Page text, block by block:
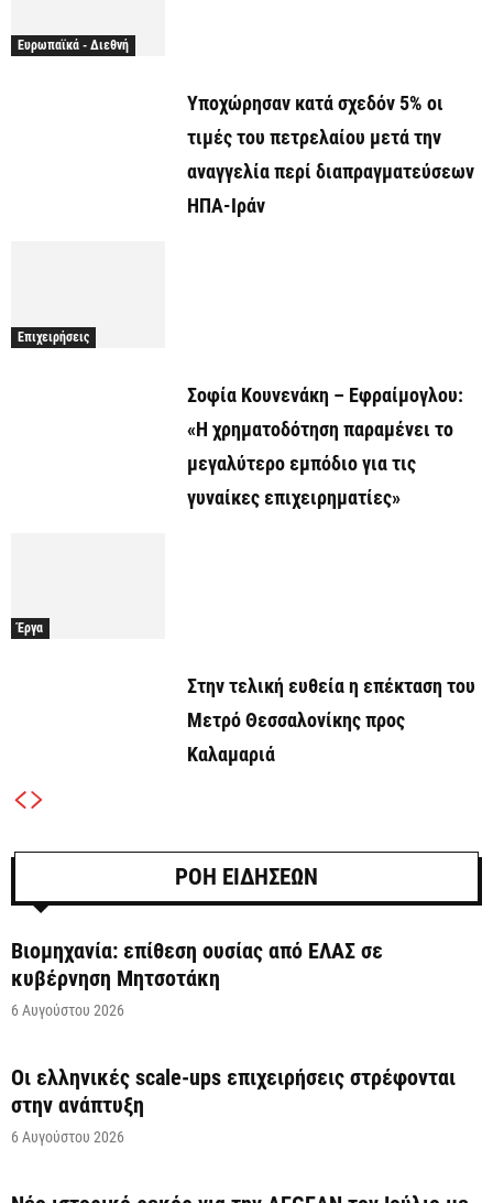
Ευρωπαϊκά - Διεθνή
Υποχώρησαν κατά σχεδόν 5% οι
τιμές του πετρελαίου μετά την
αναγγελία περί διαπραγματεύσεων
ΗΠΑ-Ιράν
Επιχειρήσεις
Σοφία Κουνενάκη – Εφραίμογλου:
«Η χρηματοδότηση παραμένει το
μεγαλύτερο εμπόδιο για τις
γυναίκες επιχειρηματίες»
Έργα
Στην τελική ευθεία η επέκταση του
Μετρό Θεσσαλονίκης προς
Καλαμαριά
ΡΟΗ ΕΙΔΗΣΕΩΝ
Βιομηχανία: επίθεση ουσίας από ΕΛΑΣ σε
κυβέρνηση Μητσοτάκη
6 Αυγούστου 2026
Οι ελληνικές scale-ups επιχειρήσεις στρέφονται
στην ανάπτυξη
6 Αυγούστου 2026